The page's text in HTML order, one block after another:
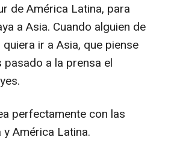
de América Latina, para
a Asia. Cuando alguien de
quiera ir a Asia, que piense
a la prensa el
perfectamente con las
y América Latina.